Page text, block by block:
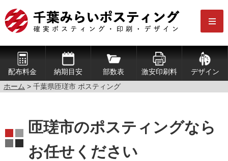
配布料金 納期目安 部数表 激安印刷料
デザイン
ホーム > 千葉県匝瑳市 ポスティング
匝瑳市のポスティングなら
お任せください